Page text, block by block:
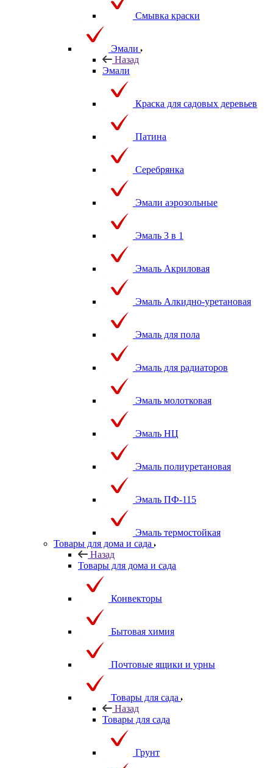
Смывка краски
Эмали
Назад
Эмали
Краска для садовых деревьев
Патина
Серебрянка
Эмали аэрозольные
Эмаль 3 в 1
Эмаль Акриловая
Эмаль Алкидно-уретановая
Эмаль для пола
Эмаль для радиаторов
Эмаль молотковая
Эмаль НЦ
Эмаль полиуретановая
Эмаль ПФ-115
Эмаль термостойкая
Товары для дома и сада
Назад
Товары для дома и сада
Конвекторы
Бытовая химия
Почтовые ящики и урны
Товары для сада
Назад
Товары для сада
Грунт